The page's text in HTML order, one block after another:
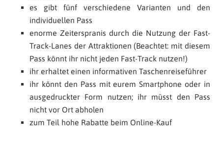
es gibt fünf verschiedene Varianten und den
individuellen Pass
enorme Zeiterspranis durch die Nutzung der Fast-
Track-Lanes der Attraktionen (Beachtet: mit diesem
Pass könnt ihr nicht jeden Fast-Track nutzen!)
ihr erhaltet einen informativen Taschenreiseführer
ihr könnt den Pass mit eurem Smartphone oder in
ausgedruckter Form nutzen; ihr müsst den Pass
nicht vor Ort abholen
zum Teil hohe Rabatte beim Online-Kauf